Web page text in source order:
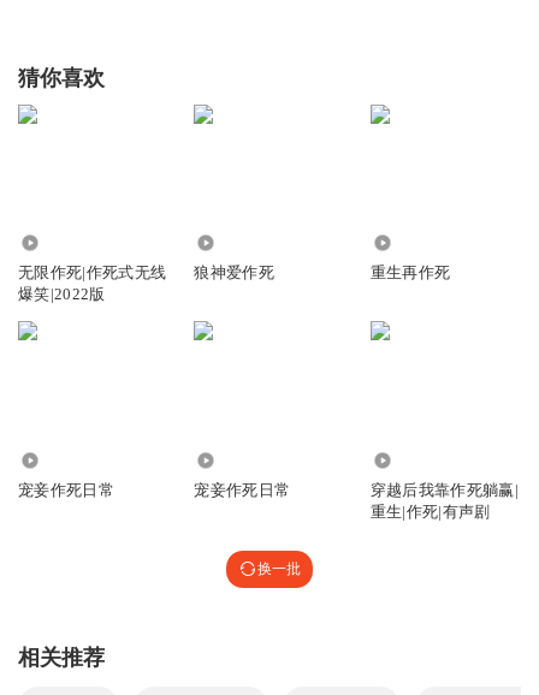
猜你喜欢
无限作死|作死式无线
爆笑|2022版
狼神爱作死 重生再作死
宠妾作死日常 宠妾作死日常
穿越后我靠作死躺赢|
重生|作死|有声剧
换一批
相关推荐